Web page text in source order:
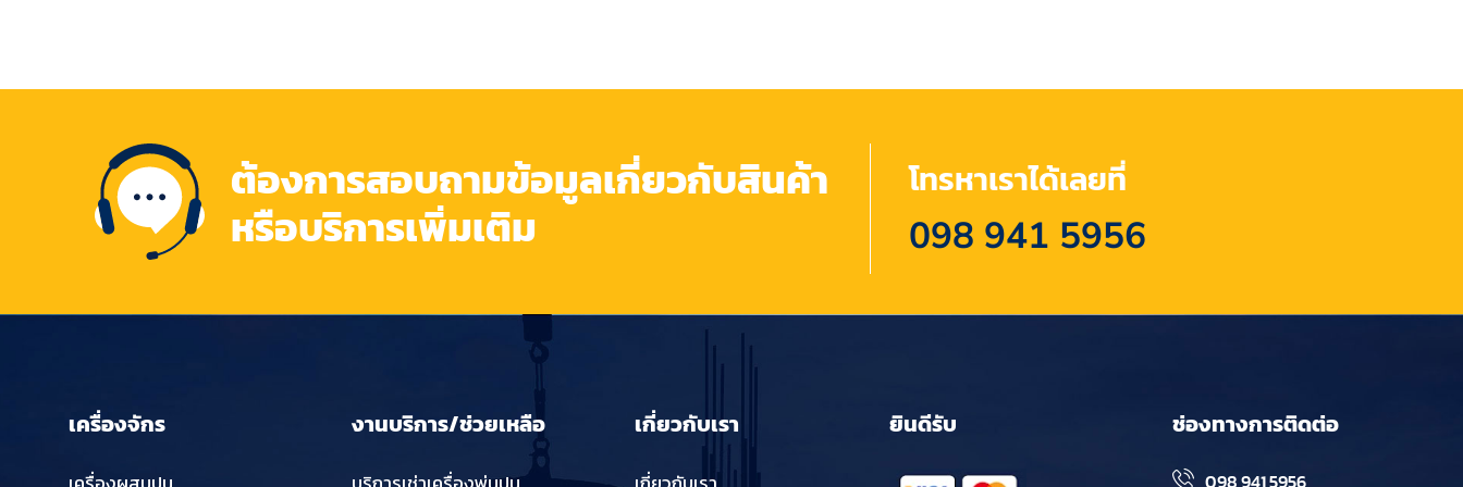
ต้องการสอบถามข้อมูลเกี่ยวกับสินค้า
หรือบริการเพิ่มเติม
โทรหาเราได้เลยที่
098 941 5956
เครื่องจักร งานบริการ/ช่วยเหลือ เกี่ยวกับเรา ยินดีรับ ช่องทางการติดต่อ
098 941 5956